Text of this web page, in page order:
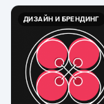
ДИЗАЙН И БРЕНДИНГ